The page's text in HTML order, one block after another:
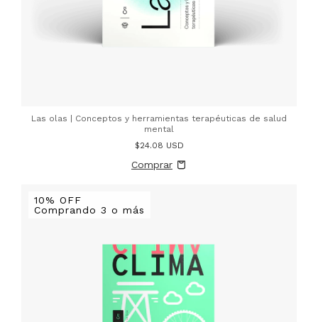
Las olas | Conceptos y herramientas terapéuticas de salud
mental
$24.08 USD
10% OFF
Comprando 3 o más